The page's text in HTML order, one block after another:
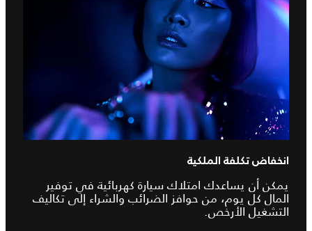
انخفاض تكلفة الملكية
يمكن أن يساعدك امتلاك سيارة كهربائية في توفير
المال كل يوم، من حوافز الضرائب والشراء إلى تكاليف
التشغيل الأرخص.